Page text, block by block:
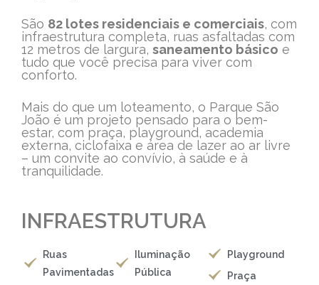
São 82 lotes residenciais e comerciais, com
infraestrutura completa, ruas asfaltadas com
12 metros de largura, saneamento básico e
tudo que você precisa para viver com
conforto.
Mais do que um loteamento, o Parque São
João é um projeto pensado para o bem-
estar, com praça, playground, academia
externa, ciclofaixa e área de lazer ao ar livre
– um convite ao convívio, à saúde e à
tranquilidade.
INFRAESTRUTURA
Ruas
Pavimentadas
Iluminação
Pública
Playground
Praça